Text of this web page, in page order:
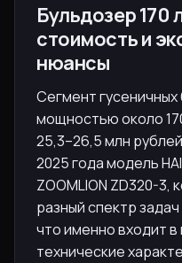
Бульдозер 170
стоимость и
нюансы
Сегмент
мощностью около
25,3–26,5 млн
2025 года модель
ZOOMLION ZD320-
разный спектр
что именно входит в
технические